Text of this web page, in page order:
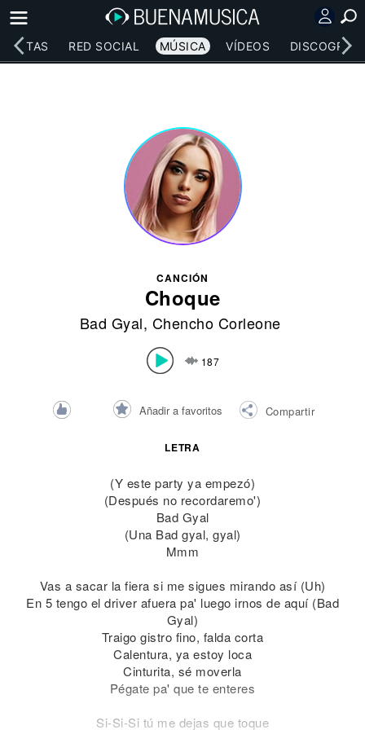
RED SOCIAL MÚSICA VÍDEOS
CANCIÓN
Choque
Bad Gyal, Chencho Corleone
187
Añadir a favoritos Compartir
LETRA
(Y este party ya empezó)
(Después no recordaremo')
Bad Gyal
(Una Bad gyal, gyal)
Mmm
Vas a sacar la fiera si me sigues mirando así (Uh)
En 5 tengo el driver afuera pa' luego irnos de aquí (Bad
Gyal)
Traigo gistro fino, falda corta
Calentura, ya estoy loca
Cinturita, sé moverla
Pégate pa' que te enteres
Si-Si-Si tú me dejas que toque